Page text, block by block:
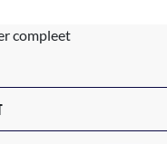
compleet